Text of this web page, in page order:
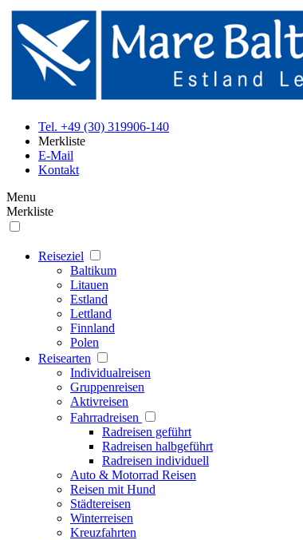
Tel. +49 (30) 319906-140
Merkliste
E-Mail
Kontakt
Menu
Merkliste
Reiseziel
Baltikum
Litauen
Estland
Lettland
Finnland
Polen
Reisearten
Individualreisen
Gruppenreisen
Aktivreisen
Fahrradreisen
Radreisen geführt
Radreisen halbgeführt
Radreisen individuell
Auto & Motorrad Reisen
Reisen mit Hund
Städtereisen
Winterreisen
Kreuzfahrten